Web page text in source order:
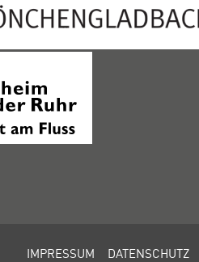
IMPRESSUM DATENSCHUTZ